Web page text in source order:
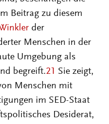
Beitrag zu diesem
der
Menschen in der
Umgebung als
begreift.21 Sie zeigt,
Menschen mit
im SED-Staat
Desiderat,